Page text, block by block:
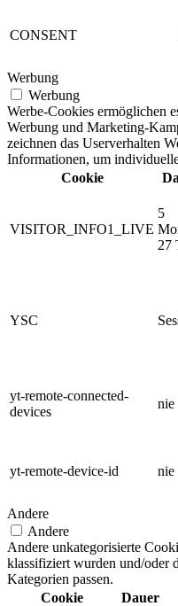
CONSENT
Werbung
Werbung
Werbe-Cookies ermöglichen
Werbung und Marketing-
zeichnen das Userverhalten
Informationen, um
Cookie
VISITOR_INFO1_LIVE
5
27
YSC
yt-remote-connected-
devices
nie
yt-remote-device-id nie
Andere
Andere
Andere unkategorisierte
klassifiziert wurden und/oder
Kategorien passen.
Cookie
Dauer